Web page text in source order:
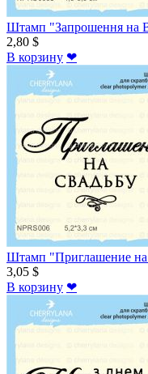
Штамп "Запрошення на
2,80 $
В корзину ❤
Штамп "Приглашение на
3,05 $
В корзину ❤